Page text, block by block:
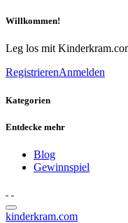
Willkommen!
Leg los mit
RegistrierenAnmelden
Kategorien
Entdecke mehr
Blog
Gewinnspiel
kinderkram.com